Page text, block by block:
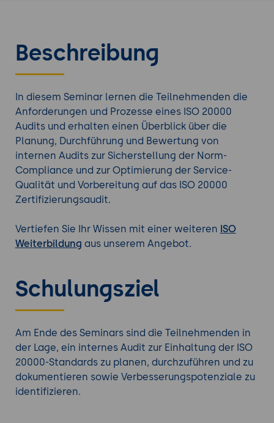
Beschreibung
In diesem Seminar lernen die Teilnehmenden die
Anforderungen und Prozesse eines ISO 20000
Audits und erhalten einen Überblick über die
Planung, Durchführung und Bewertung von
internen Audits zur Sicherstellung der Norm-
Compliance und zur Optimierung der Service-
Qualität und Vorbereitung auf das ISO 20000
Zertifizierungsaudit.
Vertiefen Sie Ihr Wissen mit einer weiteren ISO
Weiterbildung aus unserem Angebot.
Schulungsziel
Am Ende des Seminars sind die Teilnehmenden in
der Lage, ein internes Audit zur Einhaltung der ISO
20000-Standards zu planen, durchzuführen und zu
dokumentieren sowie Verbesserungspotenziale zu
identifizieren.